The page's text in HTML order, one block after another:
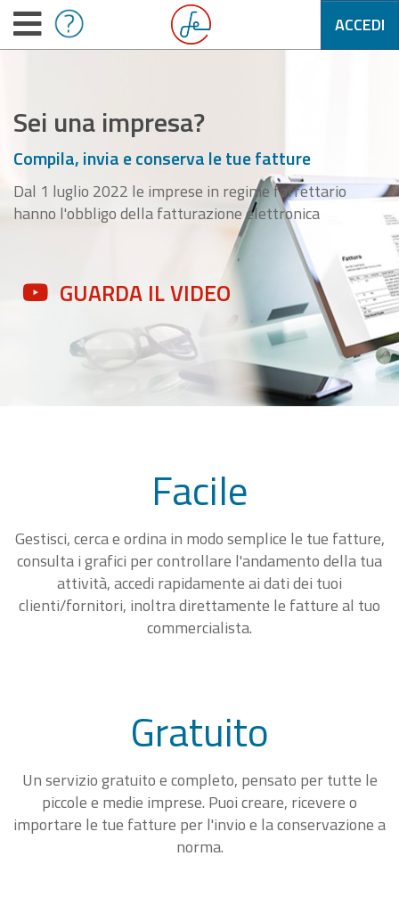
ACCEDI
Sei una impresa?
Compila, invia e conserva le tue fatture
Dal 1 luglio 2022 le imprese in regime forfettario
hanno l'obbligo della fatturazione elettronica
GUARDA IL VIDEO
Facile
Gestisci, cerca e ordina in modo semplice le tue fatture,
consulta i grafici per controllare l'andamento della tua
attività, accedi rapidamente ai dati dei tuoi
clienti/fornitori, inoltra direttamente le fatture al tuo
commercialista.
Gratuito
Un servizio gratuito e completo, pensato per tutte le
piccole e medie imprese. Puoi creare, ricevere o
importare le tue fatture per l'invio e la conservazione a
norma.